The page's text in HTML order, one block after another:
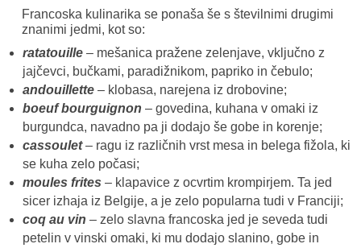
Francoska kulinarika se ponaša še s številnimi drugimi
znanimi jedmi, kot so:
ratatouille – mešanica pražene zelenjave, vključno z
jajčevci, bučkami, paradižnikom, papriko in čebulo;
andouillette – klobasa, narejena iz drobovine;
boeuf bourguignon – govedina, kuhana v omaki iz
burgundca, navadno pa ji dodajo še gobe in korenje;
cassoulet – ragu iz različnih vrst mesa in belega fižola, ki
se kuha zelo počasi;
moules frites – klapavice z ocvrtim krompirjem. Ta jed
sicer izhaja iz Belgije, a je zelo popularna tudi v Franciji;
coq au vin – zelo slavna francoska jed je seveda tudi
petelin v vinski omaki, ki mu dodajo slanino, gobe in